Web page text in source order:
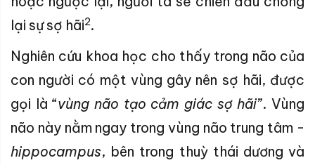
lại sự sợ hãi2.
Nghiên cứu khoa học cho thấy trong não của
con người có một vùng gây nên sợ hãi, được
gọi là “vùng não tạo cảm giác sợ hãi”. Vùng
não này nằm ngay trong vùng não trung tâm -
hippocampus, bên trong thuỳ thái dương và